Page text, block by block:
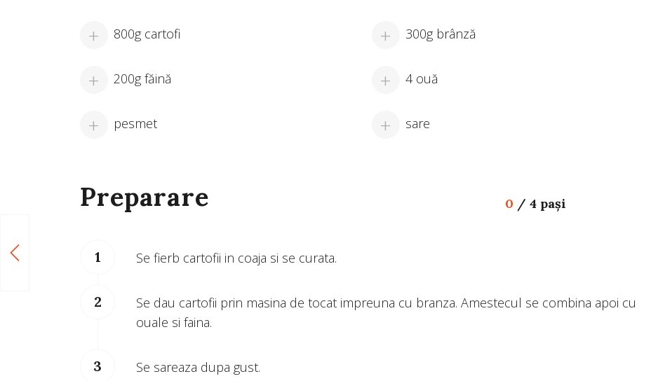
800g cartofi 300g brânză
200g făină 4 ouă
pesmet sare
Preparare 0 / 4 pași
Se fierb cartofii in coaja si se curata.
Se dau cartofii prin masina de tocat impreuna cu branza. Amestecul se combina apoi cu
ouale si faina.
Se sareaza dupa gust.